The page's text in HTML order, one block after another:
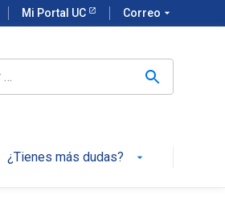
Mi Portal UC Correo arrow_drop_down
¿Tienes más dudas? arrow_drop_down